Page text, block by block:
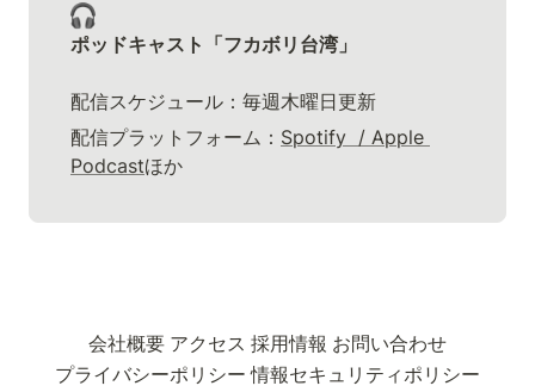
🎧
ポッドキャスト「フカボリ台湾」
配信スケジュール：毎週木曜日更新
配信プラットフォーム： Spotify  / Apple
Podcastほか
会社概要 アクセス 採用情報 お問い合わせ
プライバシーポリシー 情報セキュリティポリシー